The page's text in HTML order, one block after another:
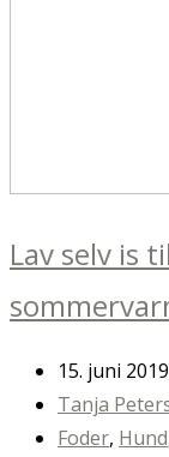
Lav selv is
15. juni 2019
Tanja
Foder, Hund